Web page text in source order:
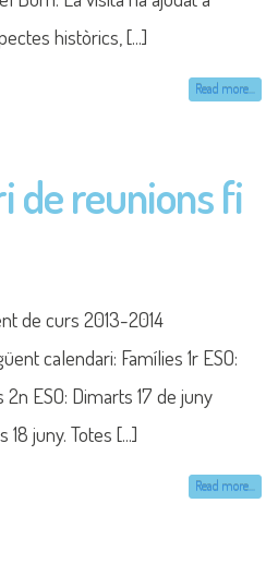
històrics, [...]
Read more...
de reunions fi
de curs 2013-2014
calendari: Famílies 1r ESO:
ESO: Dimarts 17 de juny
juny. Totes [...]
Read more...